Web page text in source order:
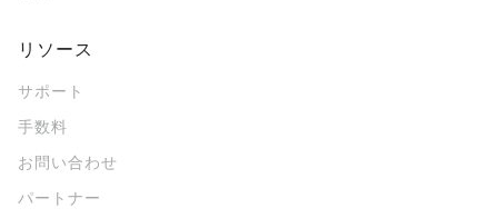
リソース
サポート
手数料
お問い合わせ
パートナー